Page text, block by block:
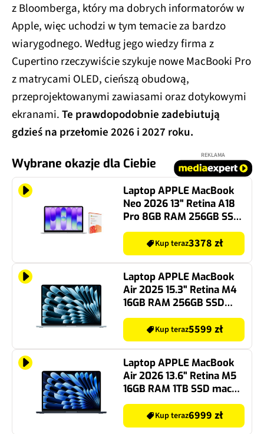
z Bloomberga, który ma dobrych informatorów w
Apple, więc uchodzi w tym temacie za bardzo
wiarygodnego. Według jego wiedzy firma z
Cupertino rzeczywiście szykuje nowe MacBooki Pro
z matrycami OLED, cieńszą obudową,
przeprojektowanymi zawiasami oraz dotykowymi
ekranami.Te prawdopodobnie zadebiutują
gdzieś na przełomie 2026 i 2027 roku.
Wybrane okazje dla Ciebie
REKLAMA
Laptop APPLE MacBook
Neo 2026 13" Retina A18
Pro 8GB RAM 256GB SSD
macOS Srebrny +
Program MICROSOFT 365
Personal
Kup teraz3378 zł
Laptop APPLE MacBook
Air 2025 15.3" Retina M4
16GB RAM 256GB SSD
macOS Błękitny
Kup teraz5599 zł
Laptop APPLE MacBook
Air 2026 13.6" Retina M5
16GB RAM 1TB SSD macOS
Północ
Kup teraz6999 zł